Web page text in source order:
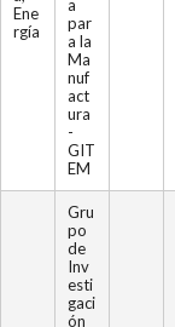
Ene
rgía
a
par
a la
Ma
nuf
act
ura
-
GIT
EM
Gru
po
de
Inv
esti
gaci
ón